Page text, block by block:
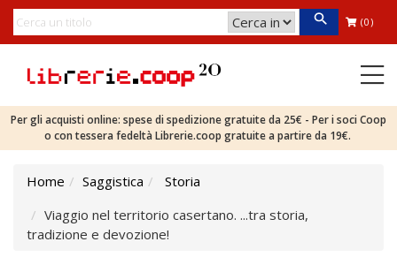
(0)
Per gli acquisti online: spese di spedizione gratuite da 25€ - Per i soci Coop
o con tessera fedeltà Librerie.coop gratuite a partire da 19€.
Home Saggistica
Storia
Viaggio nel territorio casertano. ...tra storia,
tradizione e devozione!